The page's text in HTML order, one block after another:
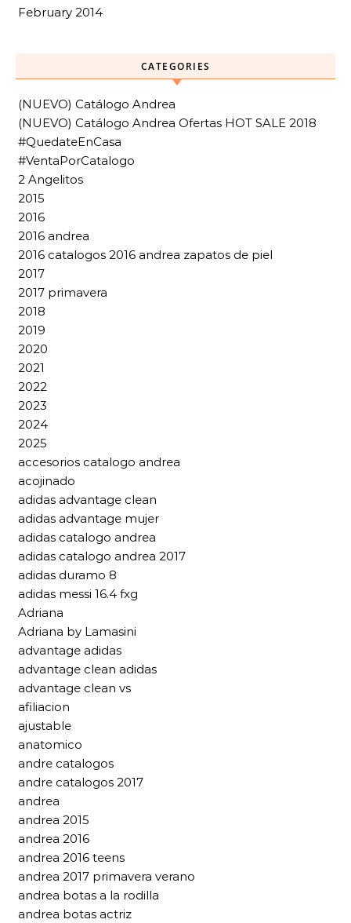
February 2014
CATEGORIES
(NUEVO) Catálogo Andrea
(NUEVO) Catálogo Andrea Ofertas HOT SALE 2018
#QuedateEnCasa
#VentaPorCatalogo
2 Angelitos
2015
2016
2016 andrea
2016 catalogos 2016 andrea zapatos de piel
2017
2017 primavera
2018
2019
2020
2021
2022
2023
2024
2025
accesorios catalogo andrea
acojinado
adidas advantage clean
adidas advantage mujer
adidas catalogo andrea
adidas catalogo andrea 2017
adidas duramo 8
adidas messi 16.4 fxg
Adriana
Adriana by Lamasini
advantage adidas
advantage clean adidas
advantage clean vs
afiliacion
ajustable
anatomico
andre catalogos
andre catalogos 2017
andrea
andrea 2015
andrea 2016
andrea 2016 teens
andrea 2017 primavera verano
andrea botas a la rodilla
andrea botas actriz